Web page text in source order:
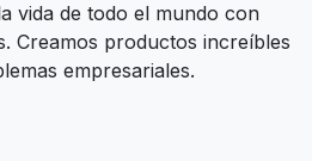
vida de todo el mundo con
Creamos productos increíbles
empresariales.